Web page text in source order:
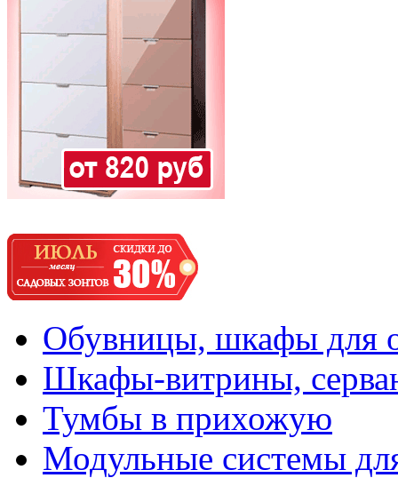
Обувницы, шкафы для
Шкафы-витрины,
Тумбы в прихожую
Модульные системы